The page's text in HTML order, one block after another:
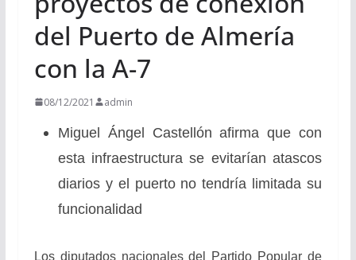
del Puerto de Almería
con la A-7
08/12/2021 admin
Miguel Ángel Castellón afirma que con
esta infraestructura se evitarían atascos
diarios y el puerto no tendría limitada su
funcionalidad
Los diputados nacionales del Partido Popular de